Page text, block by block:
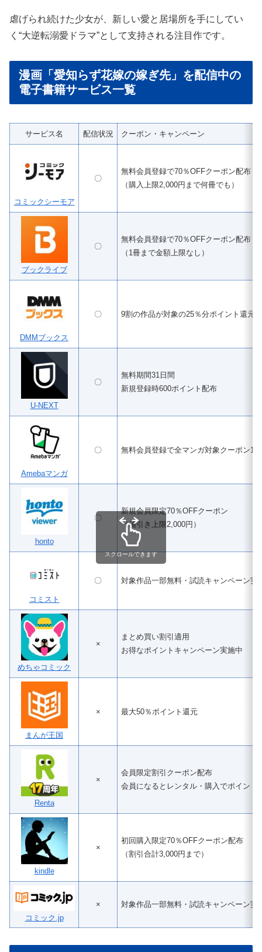
虐げられ続けた少女が、新しい愛と居場所を手にしてい
く“大逆転溺愛ドラマ”として支持される注目作です。
漫画「愛知らず花嫁の嫁ぎ先」を配信中の
電子書籍サービス一覧
サービス名 配信状況 クーポン・キャンペーン
コミックシーモア
〇
無料会員登録で70％OFFクーポン配布
（購入上限2,000円まで何冊でも）
ブックライブ
〇
無料会員登録で70％OFFクーポン配布
（1冊まで金額上限なし）
DMMブックス
〇 9割の作品が対象の25％分ポイント還元
U-NEXT
〇
無料期間31日間
新規登録時600ポイント配布
Amebaマンガ
〇 無料会員登録で全マンガ対象クーポン
honto
〇
新規会員限定70％OFFクーポン
（値引き上限2,000円）
コミスト
〇 対象作品一部無料・試読キャンペーン実
めちゃコミック
×
まとめ買い割引適用
お得なポイントキャンペーン実施中
まんが王国
× 最大50％ポイント還元
Renta
×
会員限定割引クーポン配布
会員になるとレンタル・購入でポイント
kindle
×
初回購入限定70％OFFクーポン配布
（割引合計3,000円まで）
コミック.jp
× 対象作品一部無料・試読キャンペーン実
スクロールできます